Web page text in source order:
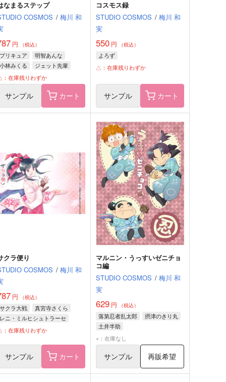
なまるステップ
COSMOS / 梅川 和
円 （税込）
プリキュア
明智あんな
小林みくる
ジェット先輩
在庫残りわずか
サンプル カート
コスモス録
STUDIO COSMOS / 梅川 和
実
550 円 （税込）
よろず
△：在庫残りわずか
サンプル カート
クラ便り
COSMOS / 梅川 和
円 （税込）
サクラ大戦
真宮寺さくら
レニ・ミルヒシュトラーセ
在庫残りわずか
サンプル カート
マルニン・うっすいゼニチョ
コ編
STUDIO COSMOS / 梅川 和
実
629 円 （税込）
落第忍者乱太郎
摂津のきり丸
土井半助
×：在庫なし
サンプル 再販希望